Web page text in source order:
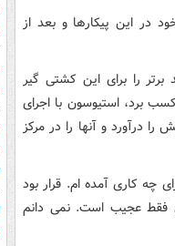
در این پیکارها و بعد از
روند برتر را برای این کشتی گیر
از کسب برد، استیوسون با اجرای
و آنها را در مرکز
کاری آمده ام. قرار بود
فقط عجیب است. نمی دانم